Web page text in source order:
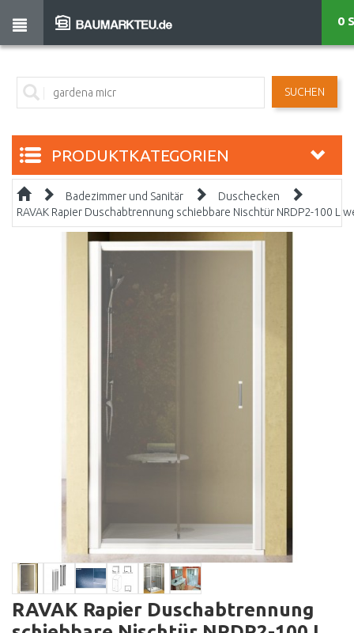
SUCHEN
0
PRODUKTKATEGORIEN
Badezimmer und Sanitär
Duschecken
RAVAK Rapier Duschabtrennung schiebbare Nischtür NRDP2-100 L
RAVAK Rapier Duschabtrennung